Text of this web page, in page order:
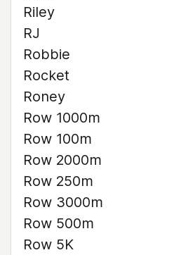
Riley
RJ
Robbie
Rocket
Roney
Row 1000m
Row 100m
Row 2000m
Row 250m
Row 3000m
Row 500m
Row 5K